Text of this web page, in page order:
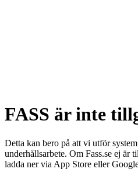
FASS är inte
Detta kan bero på att vi utför
underhållsarbete. Om Fass.se ej är
ladda ner via App Store eller